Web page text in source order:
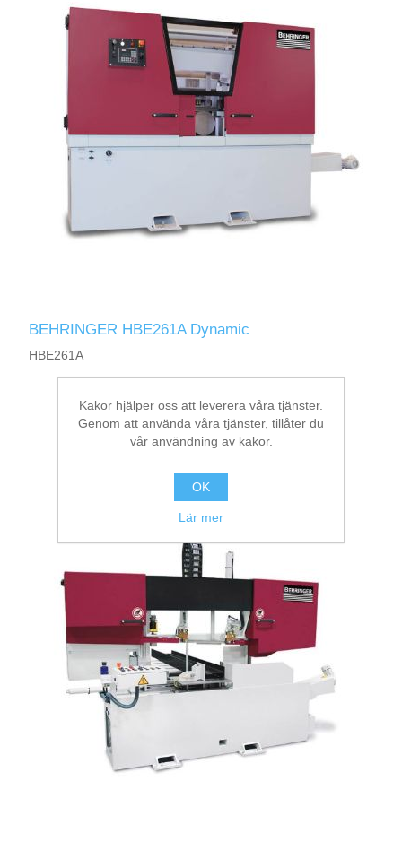
BEHRINGER HBE261A Dynamic
HBE261A
Kakor hjälper oss att leverera våra tjänster.
Genom att använda våra tjänster, tillåter du
vår användning av kakor.
OK
Lär mer